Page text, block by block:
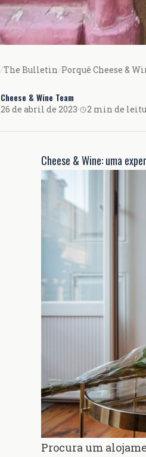
/The Bulletin/Porquê Cheese &
Cheese & Wine Team
26 de abril de 2023· 2 min de
Cheese & Wine: uma
Procura um